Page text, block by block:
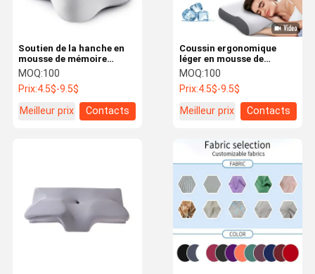
Coussin ergonomique
léger en mousse de
mémoire portable pour
les douleurs à l'épaule
MOQ:100
Prix:4.5$-9.5$
Meilleur prix
Contacts
Soutien de la hanche en
mousse de mémoire
oreiller de genou oreiller
de côté pour dormir entre
les jambes
MOQ:100
Prix:4.5$-9.5$
Meilleur prix
Contacts